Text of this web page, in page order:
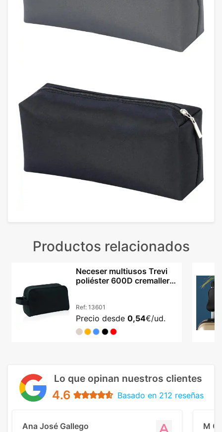
Productos relacionados
Neceser multiusos Trevi
poliéster 600D cremallera
Ref: 13601
Precio desde 0,54€/ud.
Lo que opinan nuestros clientes
4.6 Basado en 212 reseñas
Ana José Gallego M C